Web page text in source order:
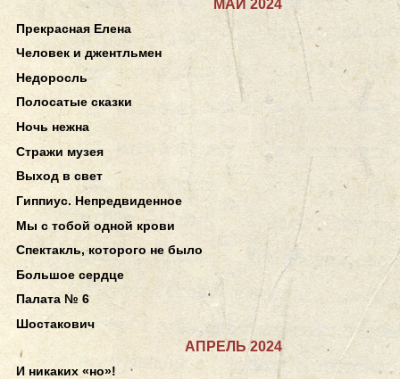
МАЙ 2024
Прекрасная Елена
Человек и джентльмен
Недоросль
Полосатые сказки
Ночь нежна
Стражи музея
Выход в свет
Гиппиус. Непредвиденное
Мы с тобой одной крови
Спектакль, которого не было
Большое сердце
Палата № 6
Шостакович
АПРЕЛЬ 2024
И никаких «но»!